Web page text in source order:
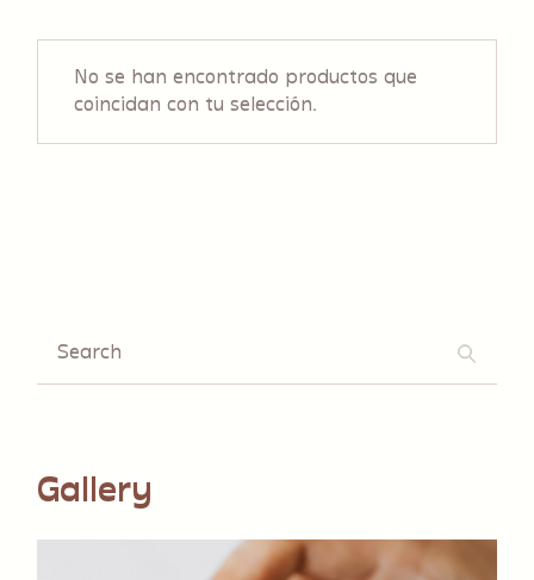
No se han encontrado productos que
coincidan con tu selección.
Gallery